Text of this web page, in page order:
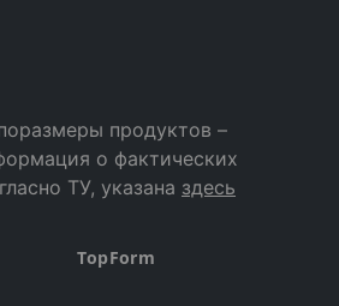
продуктов –
о фактических
ТУ, указана здесь
TopForm